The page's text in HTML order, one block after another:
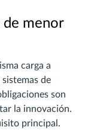
de menor
carga a
de
son
la innovación.
principal.